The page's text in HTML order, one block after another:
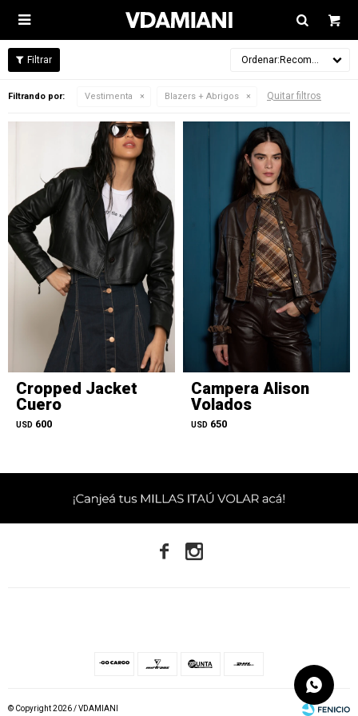

Recomendados
Filtrando por: Vestimenta Blazers + Abrigos Quitar filtros
Cropped Jacket
Cuero
USD 600
Campera Alison
Volados
USD 650
 
© Copyright 2026 / VDAMIANI